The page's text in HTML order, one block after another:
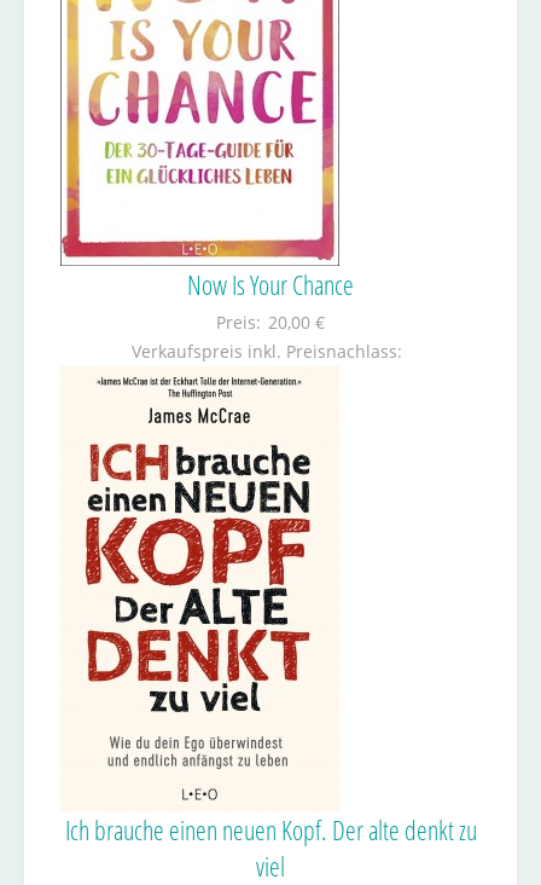
Now Is Your Chance
Preis: 20,00 €
Verkaufspreis inkl. Preisnachlass:
Ich brauche einen neuen Kopf. Der alte denkt zu
viel